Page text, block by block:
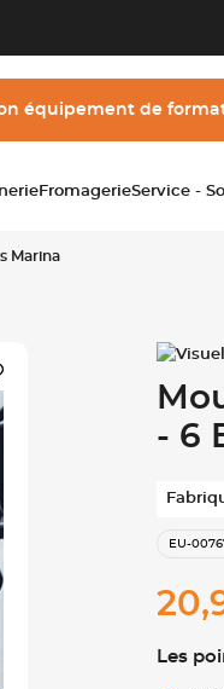
équipement de
FromagerieService -
Marina
- 6
EU-
Les